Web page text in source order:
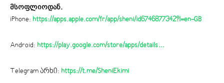
მსოფლიოდან.
iPhone: https://apps.apple.com/fr/app/sheni/id6746877342?l=en-GB
Android: https://play.google.com/store/apps/details…
Telegram არხი: https://t.me/SheniEkimi